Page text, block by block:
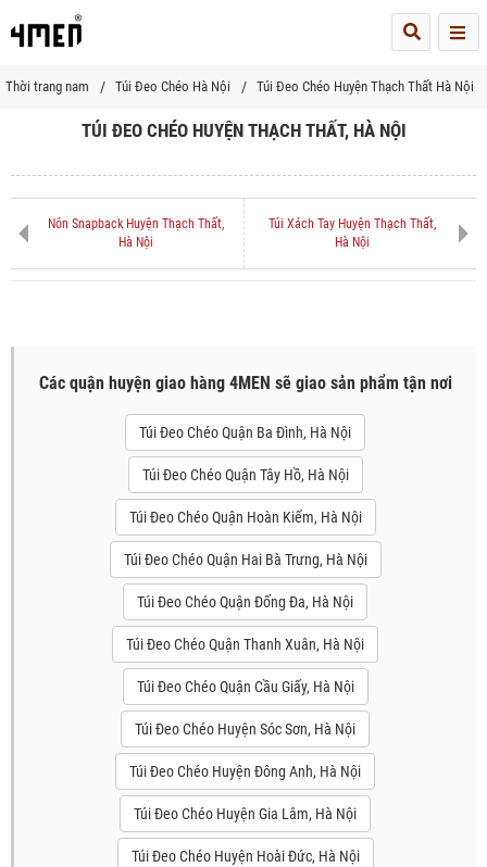
Thời trang nam Túi Đeo Chéo Hà Nội Túi Đeo Chéo Huyện Thạch Thất Hà Nội
TÚI ĐEO CHÉO HUYỆN THẠCH THẤT, HÀ NỘI
Nón Snapback Huyện Thạch Thất,
Hà Nội
Túi Xách Tay Huyện Thạch Thất,
Hà Nội
Các quận huyện giao hàng 4MEN sẽ giao sản phẩm tận nơi
Túi Đeo Chéo Quận Ba Đình, Hà Nội
Túi Đeo Chéo Quận Tây Hồ, Hà Nội
Túi Đeo Chéo Quận Hoàn Kiếm, Hà Nội
Túi Đeo Chéo Quận Hai Bà Trưng, Hà Nội
Túi Đeo Chéo Quận Đống Đa, Hà Nội
Túi Đeo Chéo Quận Thanh Xuân, Hà Nội
Túi Đeo Chéo Quận Cầu Giấy, Hà Nội
Túi Đeo Chéo Huyện Sóc Sơn, Hà Nội
Túi Đeo Chéo Huyện Đông Anh, Hà Nội
Túi Đeo Chéo Huyện Gia Lâm, Hà Nội
Túi Đeo Chéo Huyện Hoài Đức, Hà Nội